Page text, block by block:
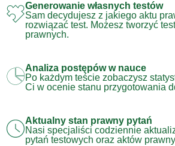
Generowanie własnych testów
Sam decydujesz z jakiego aktu
rozwiązać test. Możesz tworzyć
prawnych.
Analiza postępów w nauce
Po każdym teście zobaczysz
Ci w ocenie stanu przygotowania
Aktualny stan prawny pytań
Nasi specjaliści codziennie
pytań testowych oraz aktów